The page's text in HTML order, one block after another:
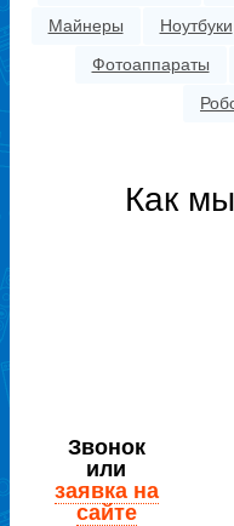
Майнеры
Ноутбуки
Фотоаппараты
Как
Звонок
или
заявка на
сайте